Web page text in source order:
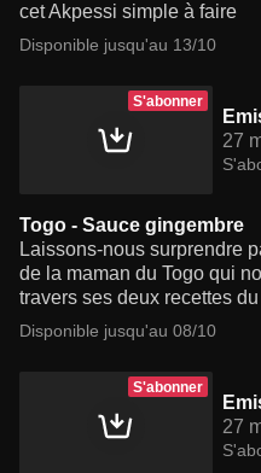
cet Akpessi simple à faire
Disponible jusqu'au 13/10
S'abonner
27
Togo - Sauce gingembre
Laissons-nous surprendre
de la maman du Togo qui
travers ses deux recettes
Disponible jusqu'au 08/10
S'abonner
27